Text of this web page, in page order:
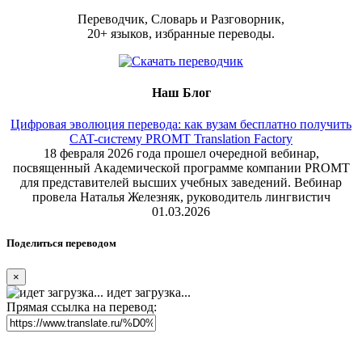
Переводчик, Словарь и Разговорник,
20+ языков, избранные переводы.
Наш Блог
Цифровая эволюция перевода: как вузам бесплатно получить
CAT-систему PROMT Translation Factory
18 февраля 2026 года прошел очередной вебинар,
посвященный Академической программе компании PROMT
для представителей высших учебных заведений. Вебинар
провела Наталья Железняк, руководитель лингвистич
01.03.2026
Поделиться переводом
×
идет загрузка...
Прямая ссылка на перевод: